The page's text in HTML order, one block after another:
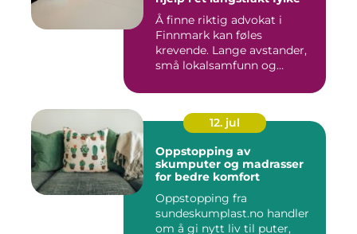
Å finne riktig advokat i
Finnmark kan føles
krevende. Lange avstander,
små lokalsamfunn og
12. jul
Oppstopping av
skumputer og madrasser
for bedre komfort
Oppstopping fra
sundeskumplast.no handler
om å gi nytt liv til puter,